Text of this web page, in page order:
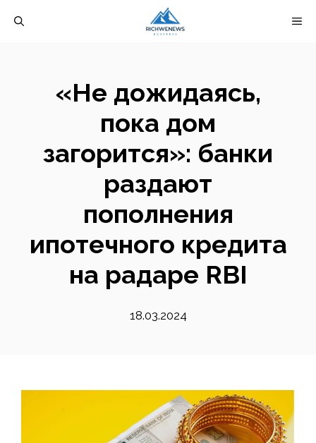
«Не дожидаясь,
пока дом
загорится»: банки
раздают
пополнения
ипотечного кредита
на радаре RBI
18.03.2024